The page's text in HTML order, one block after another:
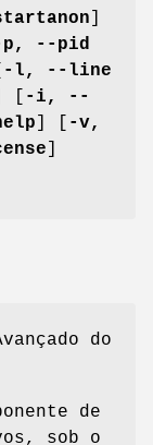
p, --pid
-l, --line
-i, --
-v,
do
de
sob o